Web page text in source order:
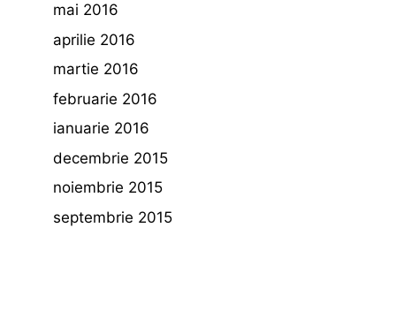
mai 2016
aprilie 2016
martie 2016
februarie 2016
ianuarie 2016
decembrie 2015
noiembrie 2015
septembrie 2015